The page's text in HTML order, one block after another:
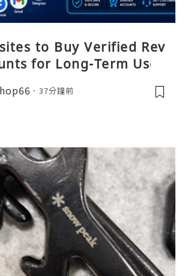
to Buy Verified Rev
for Long-Term Use
37分鐘前